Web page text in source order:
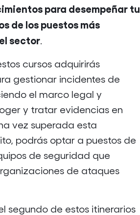
para desempeñar tu
de los puestos más
sector.
cursos adquirirás
gestionar incidentes de
el marco legal y
y tratar evidencias en
vez superada esta
podrás optar a puestos de
de seguridad que
de ataques
segundo de estos itinerarios